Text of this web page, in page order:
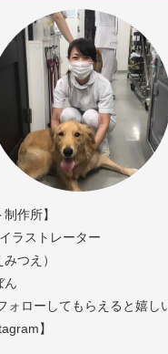
作所】
ラストレーター
つえ）
ん
ォローしてもらえると嬉し
】